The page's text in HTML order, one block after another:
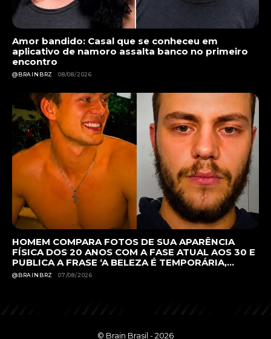
Amor bandido: Casal que se conheceu em
aplicativo de namoro assalta banco no primeiro
encontro
@BRAINBRZ 08/08/2026
HOMEM COMPARA FOTOS DE SUA APARÊNCIA
FÍSICA DOS 20 ANOS COM A FASE ATUAL AOS 30 E
PUBLICA A FRASE ‘A BELEZA É TEMPORÁRIA,...
@BRAINBRZ 07/08/2026
© Brain Brasil - 2026